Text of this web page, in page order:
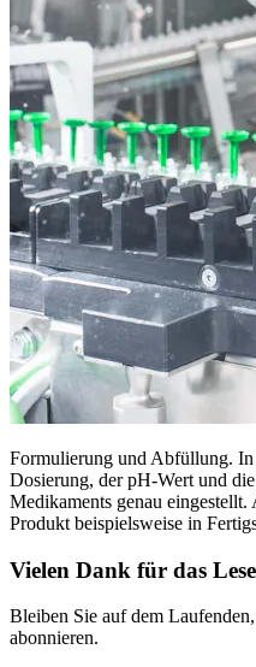
Formulierung und Abfüllung.
Dosierung, der pH-Wert und
Medikaments genau
Produkt beispielsweise in
Vielen Dank für das
Bleiben Sie auf dem
abonnieren.